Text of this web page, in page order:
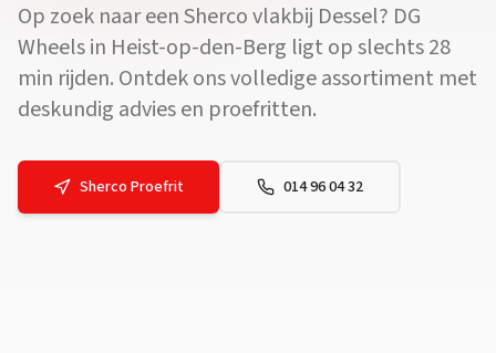
Op zoek naar eenShercovlakbij Dessel? DG
Wheels in Heist-op-den-Berg ligt op slechts28
min rijden. Ontdek ons volledige assortiment met
deskundig advies en proefritten.
Sherco Proefrit 014 96 04 32